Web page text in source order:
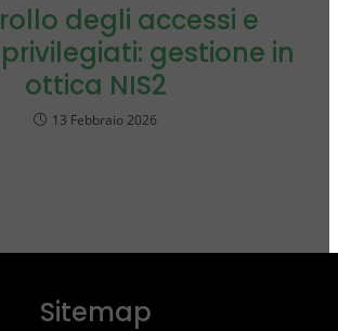
degli accessi e
gestione in
ottica NIS2
13 Febbraio 2026
Sitemap